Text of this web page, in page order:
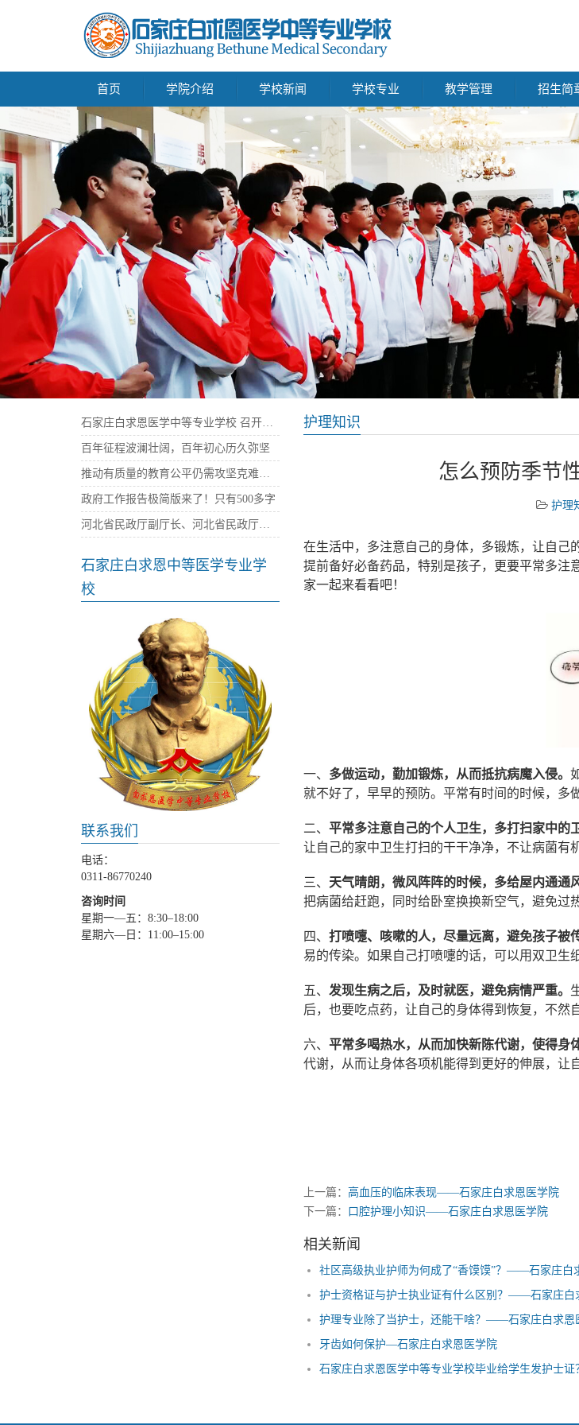
首页 学院介绍 学校新闻 学校专业 教学管理 招生简
护理知识
怎么预防季节
护理
在生活中，多注意自己的身体，多锻炼，让自己
提前备好必备药品，特别是孩子，更要平常多注
家一起来看看吧！
一、 多做运动，勤加锻炼，从而抵抗病魔入侵。
就不好了，早早的预防。平常有时间的时候，多
二、 平常多注意自己的个人卫生，多打扫家中的
让自己的家中卫生打扫的干干净净，不让病菌有
三、 天气晴朗，微风阵阵的时候，多给屋内通通
把病菌给赶跑，同时给卧室换换新空气，避免过
四、 打喷嚏、咳嗽的人，尽量远离，避免孩子被
易的传染。如果自己打喷嚏的话，可以用双卫生
五、 发现生病之后，及时就医，避免病情严重。
后，也要吃点药，让自己的身体得到恢复，不然
六、 平常多喝热水，从而加快新陈代谢，使得身
代谢，从而让身体各项机能得到更好的伸展，让
石家庄白求恩医学
上一篇： 高血压的临床表现——石家庄白求恩医学院
下一篇：
口腔护理小知识——石家庄白求恩医学院
相关新闻
护理专业除了当护士，还能干啥？——石家庄白求恩
牙齿如何保护—石家庄白求恩医学院
石家庄白求恩医学中等专业学校毕业给学生发护士证
百年征程波澜壮阔，百年初心历久弥坚
政府工作报告极简版来了！只有500多字
石家庄白求恩中等医学专业学
校
联系我们
电话：
0311-86770240
咨询时间
星期一—五：8:30–18:00
星期六—日：11:00–15:00